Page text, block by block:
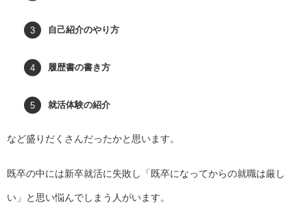
自己紹介のやり方
履歴書の書き方
就活体験の紹介
など盛りだくさんだったかと思います。
既卒の中には新卒就活に失敗し「既卒になってからの就職は厳し
い」と思い悩んでしまう人がいます。